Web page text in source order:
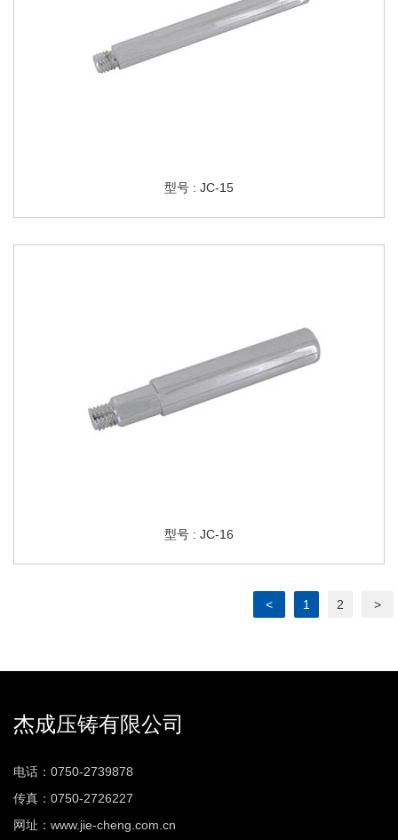
型号 : JC-15
型号 : JC-16
< 1 2 >
杰成压铸有限公司
电话：0750-2739878
传真：0750-2726227
网址：www.jie-cheng.com.cn